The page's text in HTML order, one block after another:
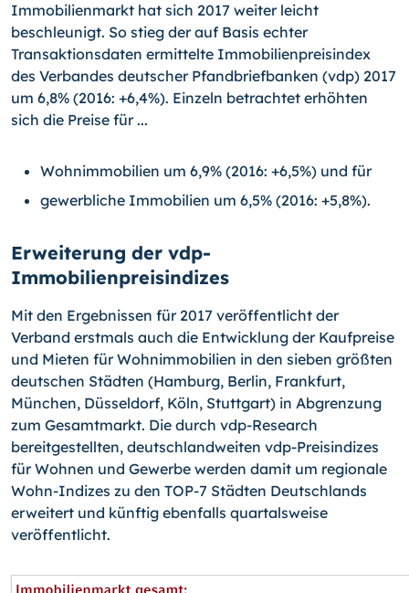
Immobilienmarkt hat sich 2017 weiter leicht
beschleunigt. So stieg der auf Basis echter
Transaktionsdaten ermittelte Immobilienpreisindex
des Verbandes deutscher Pfandbriefbanken (vdp) 2017
um 6,8% (2016: +6,4%). Einzeln betrachtet erhöhten
sich die Preise für ...
Wohnimmobilien um 6,9% (2016: +6,5%) und für
gewerbliche Immobilien um 6,5% (2016: +5,8%).
Erweiterung der vdp-
Immobilienpreisindizes
Mit den Ergebnissen für 2017 veröffentlicht der
Verband erstmals auch die Entwicklung der Kaufpreise
und Mieten für Wohnimmobilien in den sieben größten
deutschen Städten (Hamburg, Berlin, Frankfurt,
München, Düsseldorf, Köln, Stuttgart) in Abgrenzung
zum Gesamtmarkt. Die durch vdp-Re­search
bereitgestellten, deutschlandweiten vdp-Preisindizes
für Wohnen und Gewerbe werden damit um regionale
Wohn-Indizes zu den TOP-7 Städten Deutschlands
erweitert und künftig ebenfalls quartalsweise
veröffentlicht.